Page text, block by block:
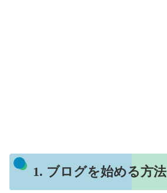
1. ブログを始める方法